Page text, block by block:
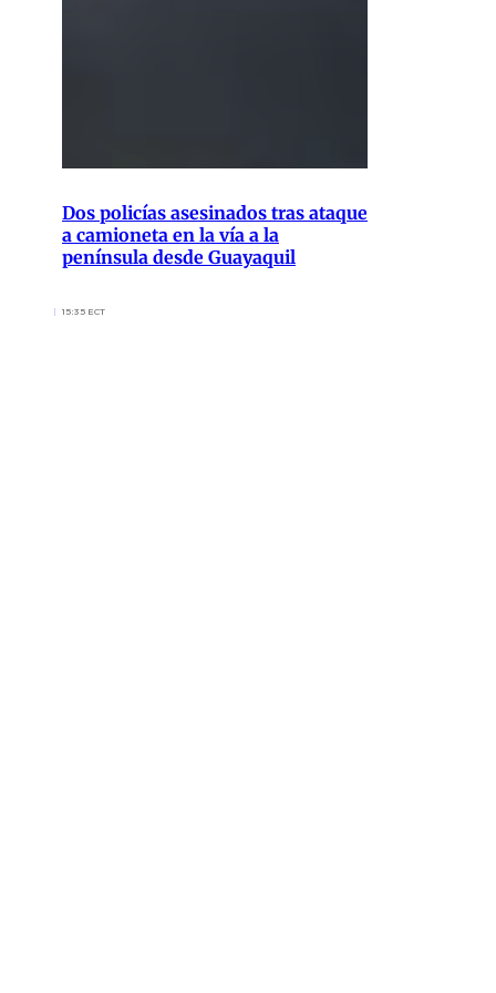
Dos policías asesinados tras ataque
a camioneta en la vía a la
península desde Guayaquil
15:35 ECT